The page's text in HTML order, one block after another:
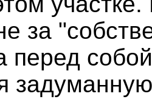
за
перед